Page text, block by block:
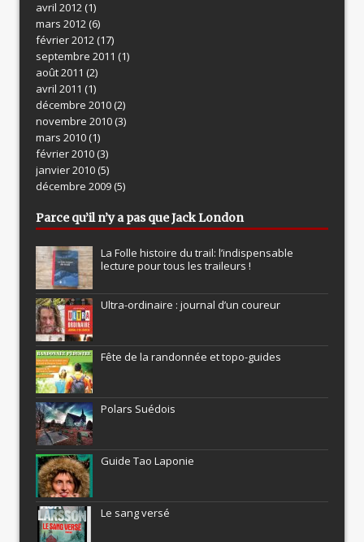
avril 2012(1)
mars 2012(6)
février 2012(17)
septembre 2011 (1)
août 2011 (2)
avril 2011 (1)
décembre 2010(2)
novembre 2010(3)
mars 2010(1)
février 2010(3)
janvier 2010(5)
décembre 2009(5)
Parce qu’il n’y a pas que Jack London
La Folle histoire du trail: l’indispensable
lecture pour tous les traileurs !
Ultra-ordinaire : journal d’un coureur
Fête de la randonnée et topo-guides
Polars Suédois
Guide Tao Laponie
Le sang versé